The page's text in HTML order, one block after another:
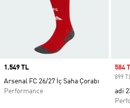
Price
1.549 TL
Arsenal FC 26/27 İç Saha Çorabı
Performance
Sale
584
899
adi